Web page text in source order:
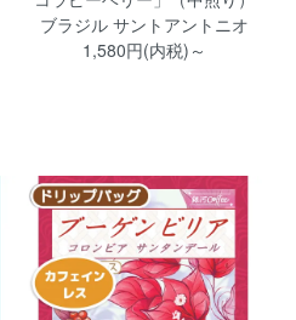
ブラジル サントアントニオ
1,580円(内税)～